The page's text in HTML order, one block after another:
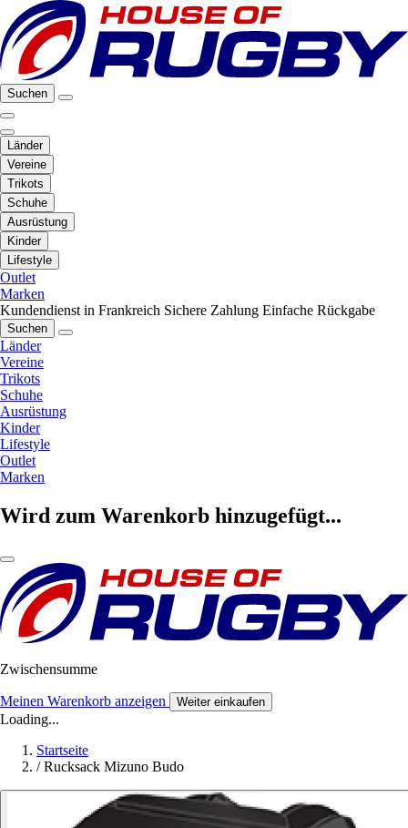
Suchen
Länder
Vereine
Trikots
Schuhe
Ausrüstung
Kinder
Lifestyle
Outlet
Marken
Kundendienst in Frankreich Sichere Zahlung Einfache Rückgabe
Suchen
Länder
Vereine
Trikots
Schuhe
Ausrüstung
Kinder
Lifestyle
Outlet
Marken
Wird zum Warenkorb hinzugefügt...
Zwischensumme
Meinen Warenkorb anzeigen Weiter einkaufen
Loading...
Startseite
/ Rucksack Mizuno Budo